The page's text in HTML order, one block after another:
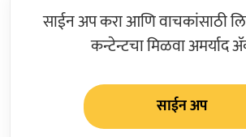
साईन अप करा आणि वाचकांसाठी
कन्टेन्टचा मिळवा अमर्याद
साईन अप